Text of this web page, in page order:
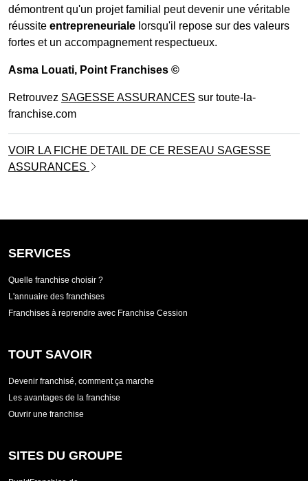
démontrent qu'un projet familial peut devenir une véritable
réussite entrepreneuriale lorsqu'il repose sur des valeurs
fortes et un accompagnement respectueux.
Asma Louati, Point Franchises ©
Retrouvez SAGESSE ASSURANCES sur toute-la-
franchise.com
VOIR LA FICHE DETAIL DE CE RESEAU SAGESSE
ASSURANCES
SERVICES
Quelle franchise choisir ?
L'annuaire des franchises
Franchises à reprendre avec Franchise Cession
TOUT SAVOIR
Devenir franchisé, comment ça marche
Les avantages de la franchise
Ouvrir une franchise
SITES DU GROUPE